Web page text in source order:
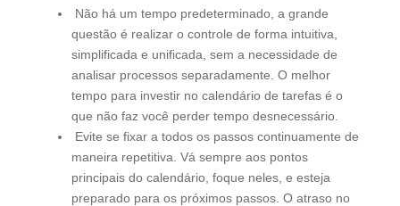
Não há um tempo predeterminado, a grande
questão é realizar o controle de forma intuitiva,
simplificada e unificada, sem a necessidade de
analisar processos separadamente. O melhor
tempo para investir no calendário de tarefas é o
que não faz você perder tempo desnecessário.
Evite se fixar a todos os passos continuamente de
maneira repetitiva. Vá sempre aos pontos
principais do calendário, foque neles, e esteja
preparado para os próximos passos. O atraso no